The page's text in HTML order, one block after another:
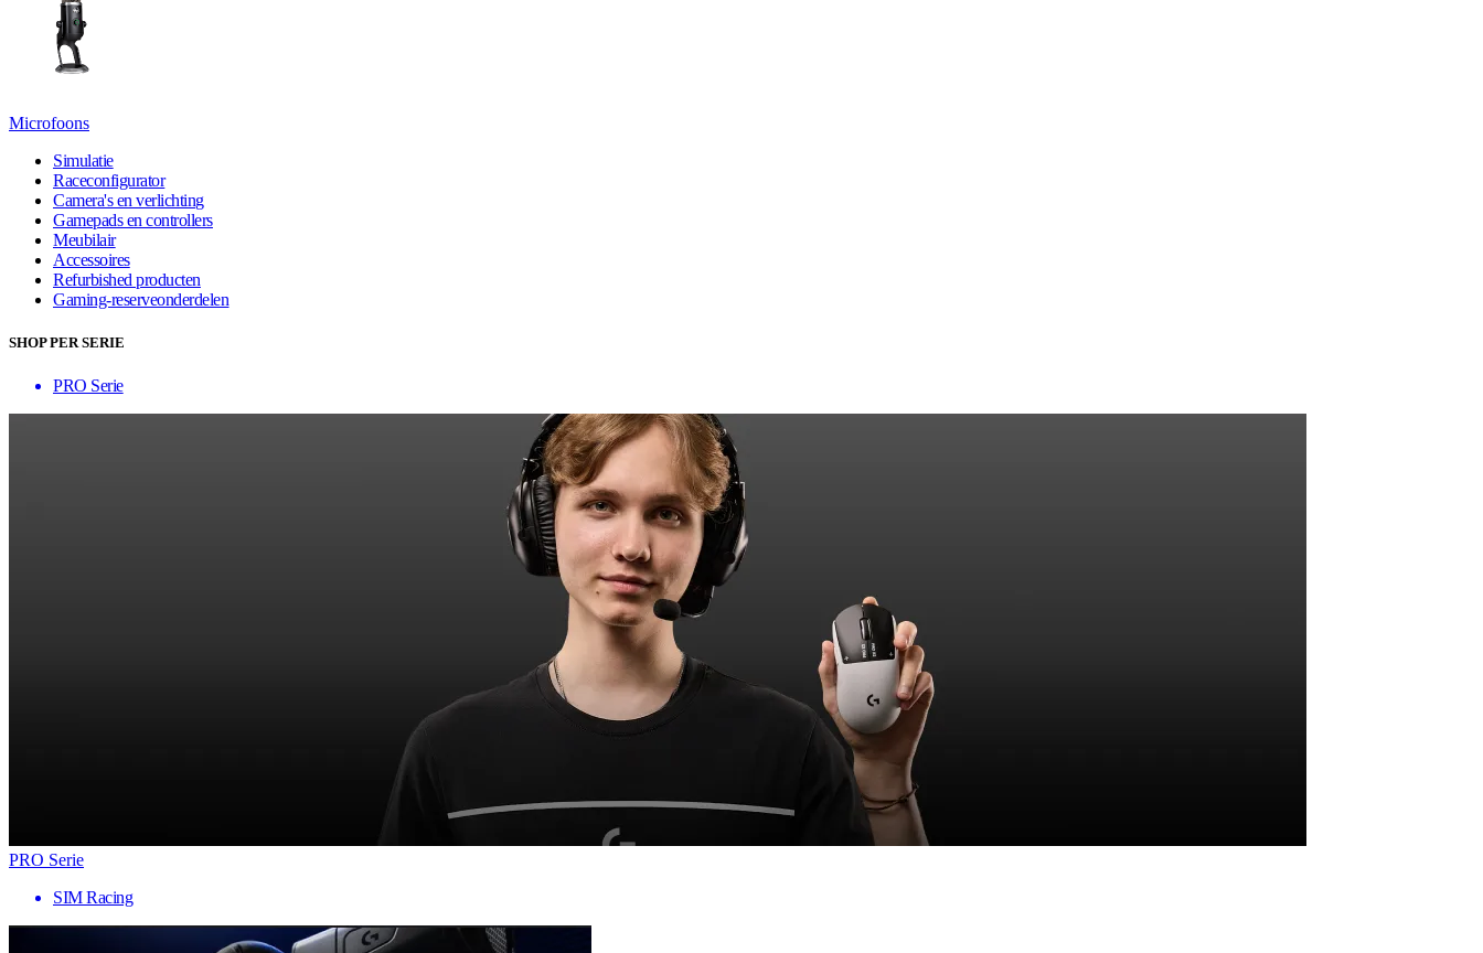
Microfoons
Simulatie
Raceconfigurator
Camera's en verlichting
Gamepads en controllers
Meubilair
Accessoires
Refurbished producten
Gaming-reserveonderdelen
SHOP PER SERIE
PRO Serie
PRO Serie
SIM Racing